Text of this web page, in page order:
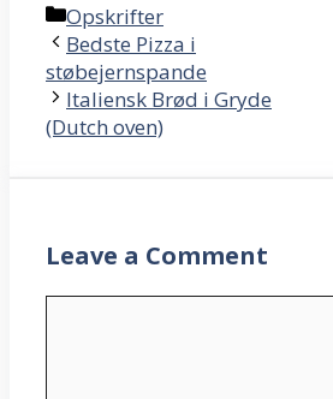
Categories
Opskrifter
Bedste Pizza i
støbejernspande
Italiensk Brød i Gryde
(Dutch oven)
Leave a Comment